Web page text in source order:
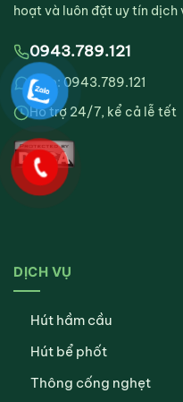
hoạt và luôn đặt uy tín dịch
0943.789.121
Zalo: 0943.789.121
Hỗ trợ 24/7, kể cả lễ tết
DỊCH VỤ
Hút hầm cầu
Hút bể phốt
Thông cống nghẹt